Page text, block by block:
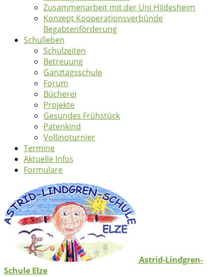
Zusammenarbeit mit der Uni Hildesheim
Konzept Kooperationsverbünde
Begabtenförderung
Schulleben
Schulzeiten
Betreuung
Ganztagsschule
Forum
Bücherei
Projekte
Gesundes Frühstück
Patenkind
Vollinoturnier
Termine
Aktuelle Infos
Formulare
Astrid-Lindgren-
Schule Elze